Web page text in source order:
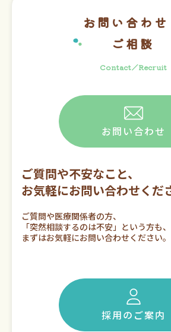
お問い合わせ
ご相談
Contact／Recruit
お問い合わせ
ご質問や不安なこと、
お気軽にお問い合わせくだ
ご質問や医療関係者の方、
「突然相談するのは不安」という方も、
まずはお気軽にお問い合わせください。
採用のご案内